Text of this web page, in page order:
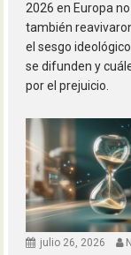
2026 en Europa
también
el sesgo
se difunden y
por el prejuicio.
julio 26, 2026